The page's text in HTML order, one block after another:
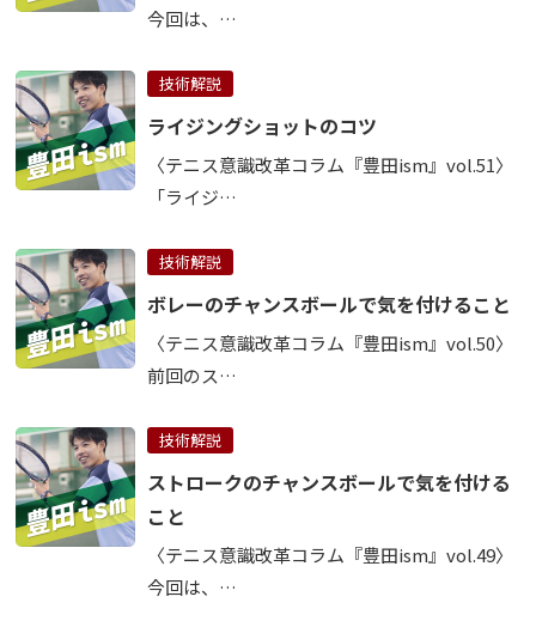
今回は、…
技術解説
ライジングショットのコツ
〈テニス意識改革コラム『豊田ism』vol.51〉
「ライジ…
技術解説
ボレーのチャンスボールで気を付けること
〈テニス意識改革コラム『豊田ism』vol.50〉
前回のス…
技術解説
ストロークのチャンスボールで気を付ける
こと
〈テニス意識改革コラム『豊田ism』vol.49〉
今回は、…